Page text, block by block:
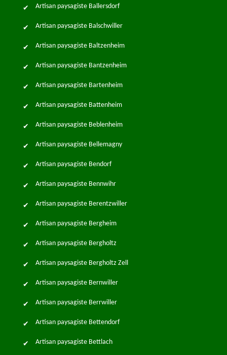
Artisan paysagiste Ballersdorf
Artisan paysagiste Balschwiller
Artisan paysagiste Baltzenheim
Artisan paysagiste Bantzenheim
Artisan paysagiste Bartenheim
Artisan paysagiste Battenheim
Artisan paysagiste Beblenheim
Artisan paysagiste Bellemagny
Artisan paysagiste Bendorf
Artisan paysagiste Bennwihr
Artisan paysagiste Berentzwiller
Artisan paysagiste Bergheim
Artisan paysagiste Bergholtz
Artisan paysagiste Bergholtz Zell
Artisan paysagiste Bernwiller
Artisan paysagiste Berrwiller
Artisan paysagiste Bettendorf
Artisan paysagiste Bettlach